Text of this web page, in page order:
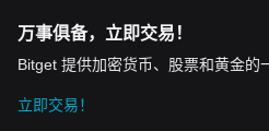
万事俱备，立即交易！
Bitget 提供加密货币、股票和黄金的
立即交易！